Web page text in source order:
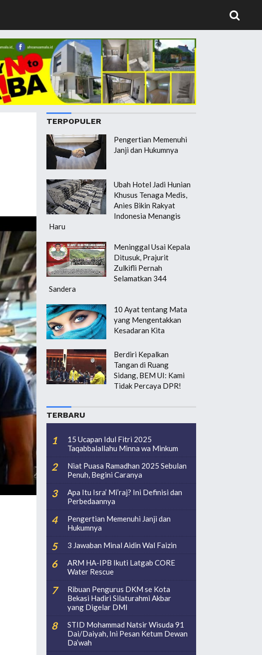
TERPOPULER
Pengertian Memenuhi
Janji dan Hukumnya
Ubah Hotel Jadi Hunian
Khusus Tenaga Medis,
Anies Bikin Rakyat
Indonesia Menangis
Haru
Meninggal Usai Kepala
Ditusuk, Prajurit
Zulkifli Pernah
Selamatkan 344
Sandera
10 Ayat tentang Mata
yang Mengentakkan
Kesadaran Kita
Berdiri Kepalkan
Tangan di Ruang
Sidang, BEM UI: Kami
Tidak Percaya DPR!
TERBARU
15 Ucapan Idul Fitri 2025
Taqabbalallahu Minna wa Minkum
Niat Puasa Ramadhan 2025 Sebulan
Penuh, Begini Caranya
Apa Itu Isra’ Mi’raj? Ini Definisi dan
Perbedaannya
Pengertian Memenuhi Janji dan
Hukumnya
3 Jawaban Minal Aidin Wal Faizin
ARM HA-IPB Ikuti Latgab CORE
Water Rescue
Ribuan Pengurus DKM se Kota
Bekasi Hadiri Silaturahmi Akbar
yang Digelar DMI
STID Mohammad Natsir Wisuda 91
Dai/Daiyah, Ini Pesan Ketum Dewan
Da’wah